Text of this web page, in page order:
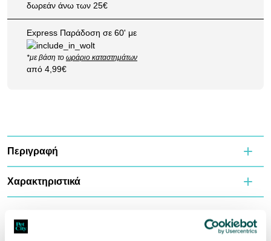
δωρεάν άνω των 25€
Express Παράδοση σε 60' με
*με βάση το ωράριο καταστημάτων
από 4,99€
Περιγραφή
Χαρακτηριστικά